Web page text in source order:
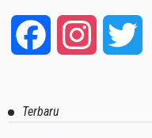
Facebook Instagram
Terbaru